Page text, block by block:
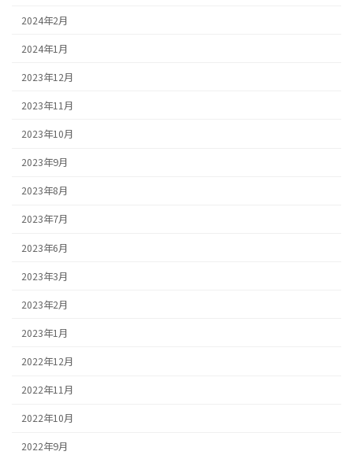
2024年2月
2024年1月
2023年12月
2023年11月
2023年10月
2023年9月
2023年8月
2023年7月
2023年6月
2023年3月
2023年2月
2023年1月
2022年12月
2022年11月
2022年10月
2022年9月